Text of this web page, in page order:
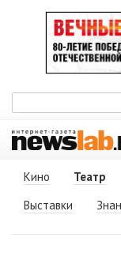
Кино
Театр
Выставки